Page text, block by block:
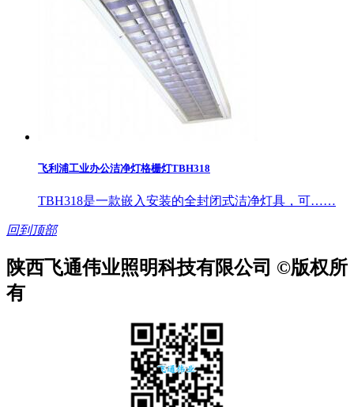
飞利浦工业办公洁净灯格栅灯TBH318
TBH318是一款嵌入安装的全封闭式洁净灯具，可……
回到顶部
陕西飞通伟业照明科技有限公司 ©版权所
有